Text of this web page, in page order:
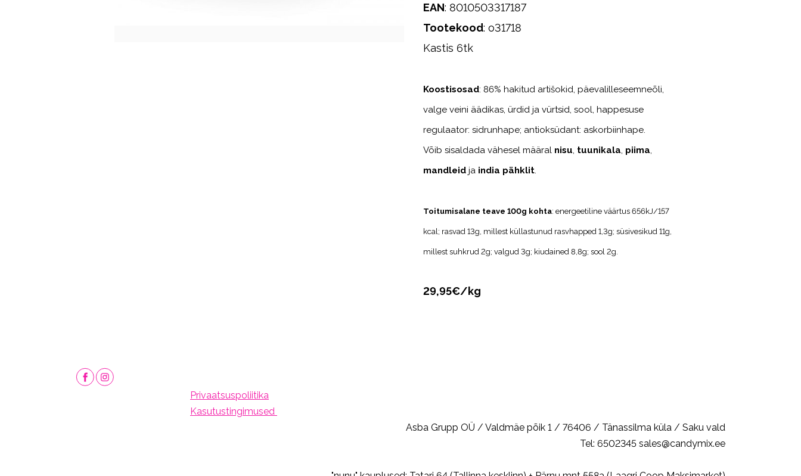
EAN: 8010503317187
Tootekood: o31718
Kastis 6tk
Koostisosad: 86% hakitud artišokid, päevalilleseemneõli,
valge veini äädikas, ürdid ja vürtsid, sool, happesuse
regulaator: sidrunhape; antioksüdant: askorbiinhape.
Võib sisaldada vähesel määral nisu tuunikala piima
mandleidja india pähklit
Toitumisalane teave 100g kohta: energeetiline väärtus 656kJ/157
kcal; rasvad 13g, millest küllastunud rasvhapped 1,3g; süsivesikud 11g,
millest suhkrud 2g; valgud 3g; kiudained 8,8g; sool 2g.
29,95€/kg
Privaatsuspoliitika
Kasutustingimused
Asba Grupp OÜ / Valdmäe põik 1 / 76406 / Tänassilma küla / Saku vald
Tel: 6502345 sales@candymix.ee